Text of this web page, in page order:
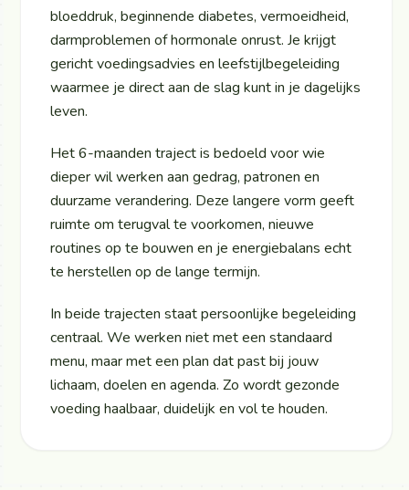
bloeddruk, beginnende diabetes, vermoeidheid,
darmproblemen of hormonale onrust. Je krijgt
gericht voedingsadvies en leefstijlbegeleiding
waarmee je direct aan de slag kunt in je dagelijks
leven.
Het 6-maanden traject is bedoeld voor wie
dieper wil werken aan gedrag, patronen en
duurzame verandering. Deze langere vorm geeft
ruimte om terugval te voorkomen, nieuwe
routines op te bouwen en je energiebalans echt
te herstellen op de lange termijn.
In beide trajecten staat persoonlijke begeleiding
centraal. We werken niet met een standaard
menu, maar met een plan dat past bij jouw
lichaam, doelen en agenda. Zo wordt gezonde
voeding haalbaar, duidelijk en vol te houden.